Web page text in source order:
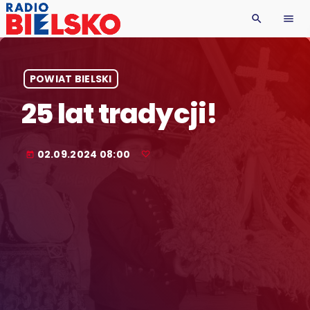
search menu
POWIAT BIELSKI
25 lat tradycji!
today 02.09.2024 08:00